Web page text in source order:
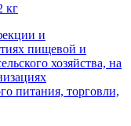
кг
и
пищевой и
хозяйства, на
питания, торговли,